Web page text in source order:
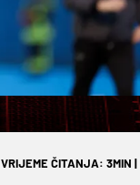
VRIJEME ČITANJA: 3MIN